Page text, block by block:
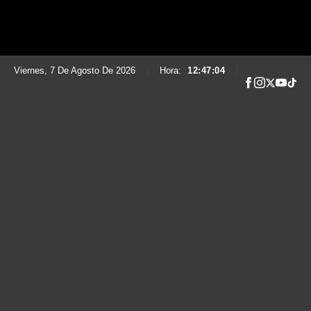
Viernes, 7 De Agosto De 2026 Hora: 12:47:05